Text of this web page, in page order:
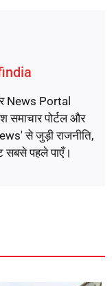
News Portal
समाचार पोर्टल और
से जुड़ी राजनीति,
सबसे पहले पाएँ।